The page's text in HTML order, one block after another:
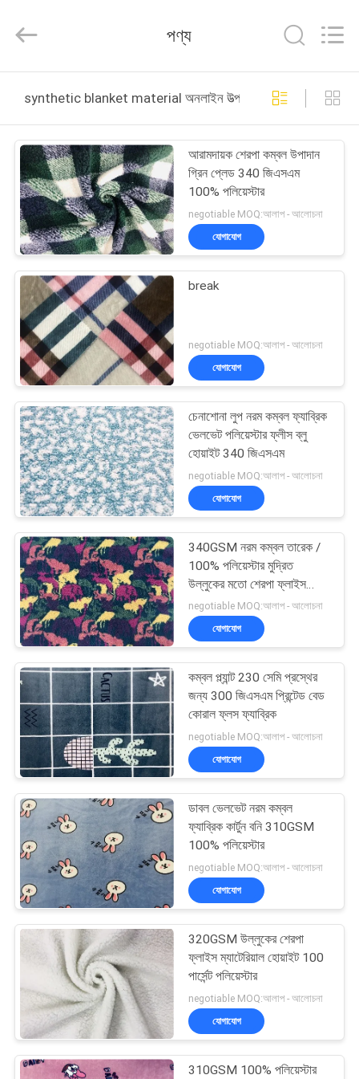
পণ্য
আমাদের
সম্পর্কে
কারখানা
ভ্রমণ
মান
নিয়ন্ত্রণ
যোগাযোগ
করুন
খবর
উদ্ধৃতির
জন্য
আবেদন
সাইট
ম্যাপ
PRIVACY
POLICY
Technology
CO.,LTD.
Reserved.
পণ্য
synthetic blanket material অনলাইন উত্পাদন
আরামদায়ক শেরপা কম্বল উপাদান
গ্রিন প্লেড 340 জিএসএম
100% পলিয়েস্টার
negotiable MOQ:আলাপ - আলোচনা
যোগাযোগ
break
negotiable MOQ:আলাপ - আলোচনা
যোগাযোগ
চেনাশোনা লুপ নরম কম্বল ফ্যাব্রিক
ভেলভেট পলিয়েস্টার ফ্লীস ব্লু
হোয়াইট 340 জিএসএম
negotiable MOQ:আলাপ - আলোচনা
যোগাযোগ
340GSM নরম কম্বল তারেক /
100% পলিয়েস্টার মুদ্রিত
উল্লুকের মতো শেরপা ফ্লাইস
ফ্যাব্রিক চিড়িয়াখানা
negotiable MOQ:আলাপ - আলোচনা
যোগাযোগ
কম্বল প্ল্যান্ট 230 সেমি প্রস্থের
জন্য 300 জিএসএম প্রিন্টেড বেড
কোরাল ফ্লস ফ্যাব্রিক
negotiable MOQ:আলাপ - আলোচনা
যোগাযোগ
ডাবল ভেলভেট নরম কম্বল
ফ্যাব্রিক কার্টুন বনি 310GSM
100% পলিয়েস্টার
negotiable MOQ:আলাপ - আলোচনা
যোগাযোগ
320GSM উল্লুকের শেরপা
ফ্লাইস ম্যাটেরিয়াল হোয়াইট 100
পার্সেন্ট পলিয়েস্টার
negotiable MOQ:আলাপ - আলোচনা
যোগাযোগ
310GSM 100% পলিয়েস্টার